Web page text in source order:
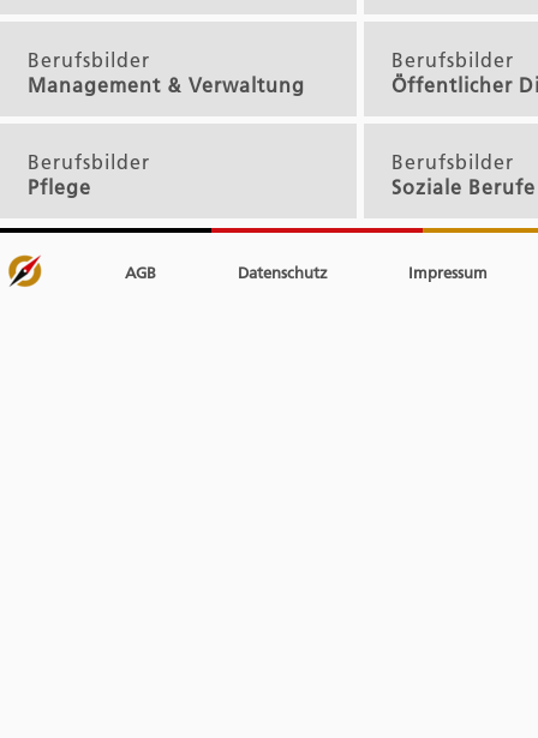
Berufsbilder
Management & Verwaltung
Berufsbilder
Öffentlicher
Berufsbilder
Pflege
Berufsbilder
Soziale Berufe
AGB Datenschutz Impressum